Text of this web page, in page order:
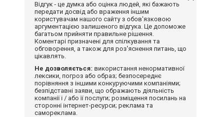
Відгук - це думка або оцінка людей, які бажають
передати досвід або враження іншим
користувачам нашого сайту з обов'язковою
аргументацією залишеного відгука. Це допоможе
багатьом прийняти правильне рішення.
Коментарі призначені для спілкування та
обговорення, а також для роз'яснення питань, що
цікавлять.
Не дозволяється: використання ненормативної
лексики, погроз або образ; безпосереднє
порівняння з іншими конкуруючими компаніями;
безпідставні заяви, що ображають діяльність
компанії і / або її послуги; розміщення посилань на
сторонні інтернет-ресурси; реклама та
самореклама.